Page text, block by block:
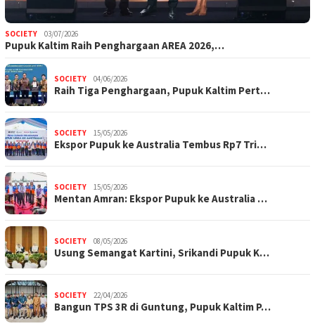
SOCIETY 03/07/2026
Pupuk Kaltim Raih Penghargaan AREA 2026,…
SOCIETY 04/06/2026
Raih Tiga Penghargaan, Pupuk Kaltim Pert…
SOCIETY 15/05/2026
Ekspor Pupuk ke Australia Tembus Rp7 Tri…
SOCIETY 15/05/2026
Mentan Amran: Ekspor Pupuk ke Australia …
SOCIETY 08/05/2026
Usung Semangat Kartini, Srikandi Pupuk K…
SOCIETY 22/04/2026
Bangun TPS 3R di Guntung, Pupuk Kaltim P…